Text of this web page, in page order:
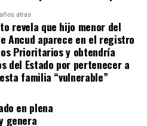
Aunque aún no tiene
a Estados Unidos, donde
indicó que esperan
que se logró reunir el dinero y,
continúan circulando por
de Tomás Ross.
atras
revela que hijo menor del
Ancud aparece en el registro
Prioritarios y obtendría
del Estado por pertenecer a
familia “vulnerable”
en plena
genera